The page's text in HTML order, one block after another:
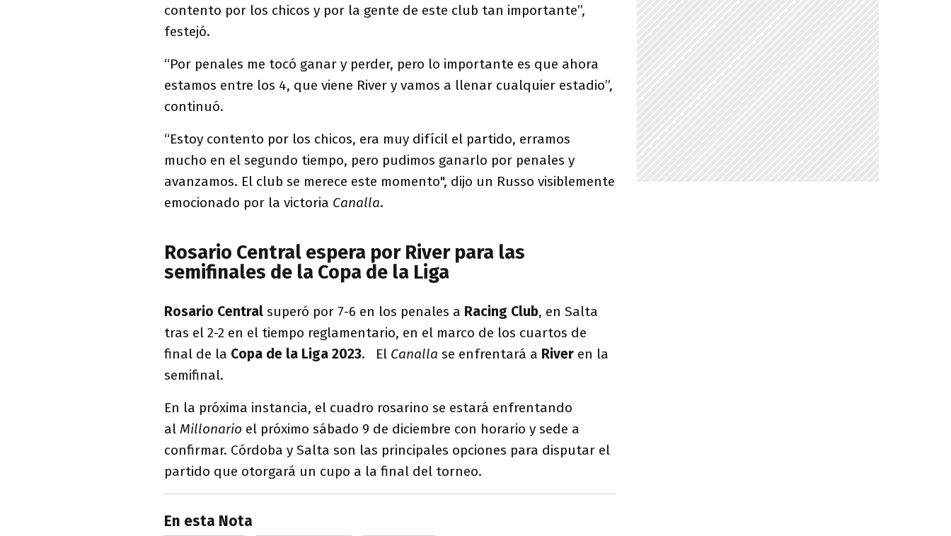
contento por los chicos y por la gente de este club tan importante”,
festejó.
“Por penales me tocó ganar y perder, pero lo importante es que ahora
estamos entre los 4, que viene River y vamos a llenar cualquier estadio”,
continuó.
“Estoy contento por los chicos, era muy difícil el partido, erramos
mucho en el segundo tiempo, pero pudimos ganarlo por penales y
avanzamos. El club se merece este momento", dijo un Russo visiblemente
emocionado por la victoria Canalla.
Rosario Central espera por River para las
semifinales de la Copa de la Liga
Rosario Central superó por 7-6 en los penales a Racing Club, en Salta
tras el 2-2 en el tiempo reglamentario, en el marco de los cuartos de
final de la Copa de la Liga 2023. El Canalla se enfrentará a River en la
semifinal.
En la próxima instancia, el cuadro rosarino se estará enfrentando
al Millonario el próximo sábado 9 de diciembre con horario y sede a
confirmar. Córdoba y Salta son las principales opciones para disputar el
partido que otorgará un cupo a la final del torneo.
En esta Nota